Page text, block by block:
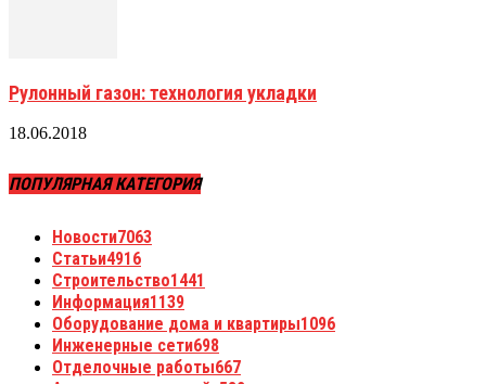
Рулонный газон: технология укладки
18.06.2018
ПОПУЛЯРНАЯ КАТЕГОРИЯ
Новости7063
Статьи4916
Строительство1441
Информация1139
Оборудование дома и квартиры1096
Инженерные сети698
Отделочные работы667